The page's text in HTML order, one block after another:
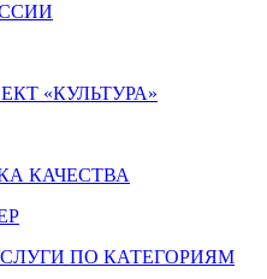
«КУЛЬТУРА»
КАЧЕСТВА
ПО КАТЕГОРИЯМ